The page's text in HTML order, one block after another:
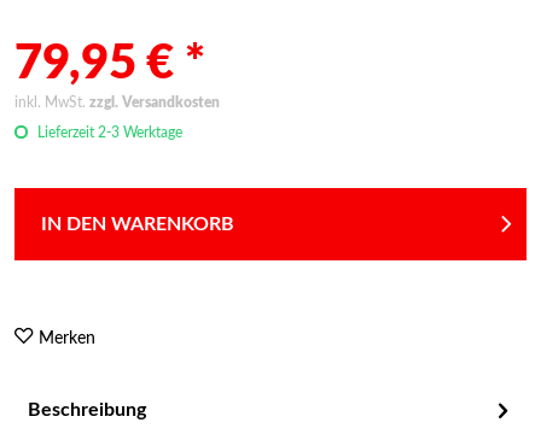
79,95 € *
inkl. MwSt. zzgl. Versandkosten
Lieferzeit 2-3 Werktage
IN DEN WARENKORB
Merken
Beschreibung